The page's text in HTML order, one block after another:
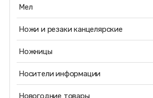
Мел
Ножи и резаки канцелярские
Ножницы
Носители информации
Новогодние товары